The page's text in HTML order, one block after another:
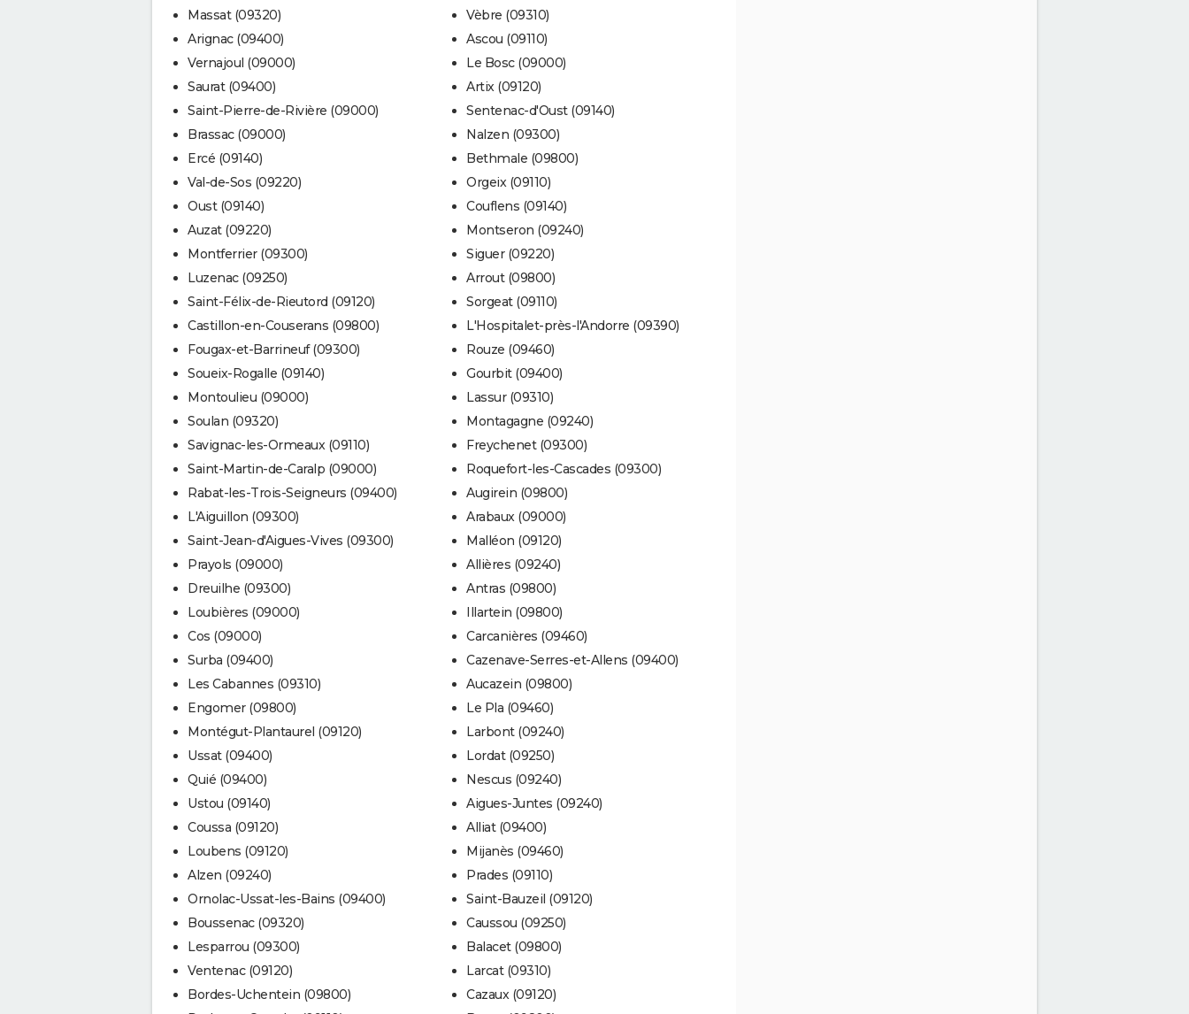
Massat (09320)
Arignac (09400)
Vernajoul (09000)
Saurat (09400)
Saint-Pierre-de-Rivière (09000)
Brassac (09000)
Ercé (09140)
Val-de-Sos (09220)
Oust (09140)
Auzat (09220)
Montferrier (09300)
Luzenac (09250)
Saint-Félix-de-Rieutord (09120)
Castillon-en-Couserans (09800)
Fougax-et-Barrineuf (09300)
Soueix-Rogalle (09140)
Montoulieu (09000)
Soulan (09320)
Savignac-les-Ormeaux (09110)
Saint-Martin-de-Caralp (09000)
Rabat-les-Trois-Seigneurs (09400)
L'Aiguillon (09300)
Saint-Jean-d'Aigues-Vives (09300)
Prayols (09000)
Dreuilhe (09300)
Loubières (09000)
Cos (09000)
Surba (09400)
Les Cabannes (09310)
Engomer (09800)
Montégut-Plantaurel (09120)
Ussat (09400)
Quié (09400)
Ustou (09140)
Coussa (09120)
Loubens (09120)
Alzen (09240)
Ornolac-Ussat-les-Bains (09400)
Boussenac (09320)
Lesparrou (09300)
Ventenac (09120)
Bordes-Uchentein (09800)
Vèbre (09310)
Ascou (09110)
Le Bosc (09000)
Artix (09120)
Sentenac-d'Oust (09140)
Nalzen (09300)
Bethmale (09800)
Orgeix (09110)
Couflens (09140)
Montseron (09240)
Siguer (09220)
Arrout (09800)
Sorgeat (09110)
L'Hospitalet-près-l'Andorre (09390)
Rouze (09460)
Gourbit (09400)
Lassur (09310)
Montagagne (09240)
Freychenet (09300)
Roquefort-les-Cascades (09300)
Augirein (09800)
Arabaux (09000)
Malléon (09120)
Allières (09240)
Antras (09800)
Illartein (09800)
Carcanières (09460)
Cazenave-Serres-et-Allens (09400)
Aucazein (09800)
Le Pla (09460)
Larbont (09240)
Lordat (09250)
Nescus (09240)
Aigues-Juntes (09240)
Alliat (09400)
Mijanès (09460)
Prades (09110)
Saint-Bauzeil (09120)
Caussou (09250)
Balacet (09800)
Larcat (09310)
Cazaux (09120)